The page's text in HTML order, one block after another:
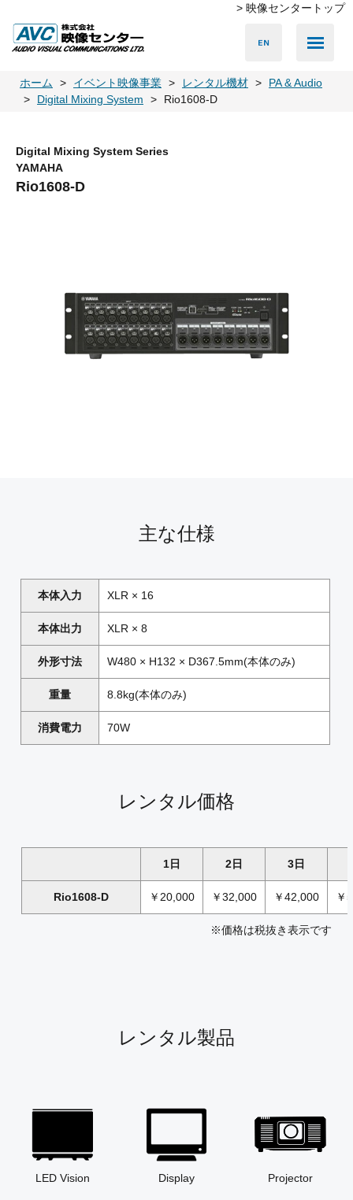
> 映像センタートップ
ホーム イベント映像事業 レンタル機材
PA & Audio
Digital Mixing System
Rio1608-D
Digital Mixing System Series
YAMAHA
Rio1608-D
主な仕様
本体入力 XLR × 16
本体出力 XLR × 8
外形寸法 W480 × H132 × D367.5mm(本体のみ)
重量 8.8kg(本体のみ)
消費電力 70W
レンタル価格
1日 2日 3日
Rio1608-D ￥20,000 ￥32,000 ￥42,000 ￥
※価格は税抜き表示です
レンタル製品
LED Vision Display Projector